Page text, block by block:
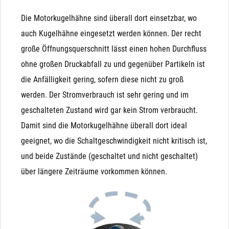
halten Differenzdruck nur in Flussrichtung. Entsteht ein
Gegendruck, der höher, als der Eingangsdruck ist (z.B.
nach dem Befüllen eines Behälters), drückt dieser das
Magnetventil wieder auf. Der Kugelhahn hingegen ist
nach Betätigung in beiden Richtungen dicht.
Unterdruck: Bei Unterdruck (Saugen auf der
Ausgangsseite) wird die Funktion schwer vorhersagbar.
Besonders bei NO-Magnetventilen kann es durchaus
passieren, dass ein Unterdruck auf der Ausgangsseite
die Membrane nach unten zieht und das Ventil
Manuelle (Not)Betätigung: Das Magnetventil wird
ausschließlich durch Magnetkraft geschlossen und
Unsere Variante mit Kondensator ist ideal geeignet für
Die Motorkugelhähne sind überall dort einsetzbar, wo
auch Kugelhähne eingesetzt werden können. Der recht
große Öffnungsquerschnitt lässt einen hohen Durchfluss
ohne großen Druckabfall zu und gegenüber Partikeln ist
die Anfälligkeit gering, sofern diese nicht zu groß
werden. Der Stromverbrauch ist sehr gering und im
geschalteten Zustand wird gar kein Strom verbraucht.
Damit sind die Motorkugelhähne überall dort ideal
geeignet, wo die Schaltgeschwindigkeit nicht kritisch ist,
und beide Zustände (geschaltet und nicht geschaltet)
über längere Zeiträume vorkommen können.